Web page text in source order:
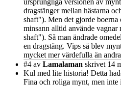
ursprungliga versionen av
dragstänger mellan hästarna
shaft"). Men det gjorde boerna
minsann alltid använde vagnar
shaft"). Så man ändrade
en dragstång. Vips så blev
mycket mer värdefulla än
#4 av Lamalaman skrivet 14
Kul med lite historia! Detta
Fina och roliga mynt, men inte